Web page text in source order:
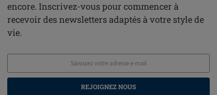
encore. Inscrivez-vous pour commencer à
recevoir des newsletters adaptés à votre style de
vie.
REJOIGNEZ NOUS